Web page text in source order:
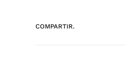
COMPARTIR.